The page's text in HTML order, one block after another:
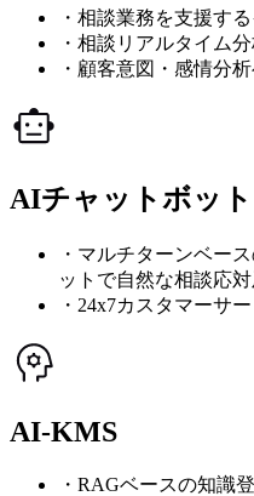
・相談業務を支援す
・相談リアルタイム
・顧客意図・感情分
AIチャットボッ
・マルチターンベー
ットで自然な相談応
・24x7カスタマーサ
AI-KMS
・RAGベースの知識